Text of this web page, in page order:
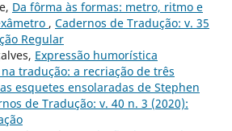
Da fôrma às formas: metro, ritmo e
, Cadernos de Tradução: v. 35
Regular
Expressão humorística
tradução: a recriação de três
esquetes ensolaradas de Stephen
de Tradução: v. 40 n. 3 (2020):